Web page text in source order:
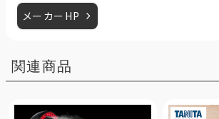
メーカーHP
関連商品